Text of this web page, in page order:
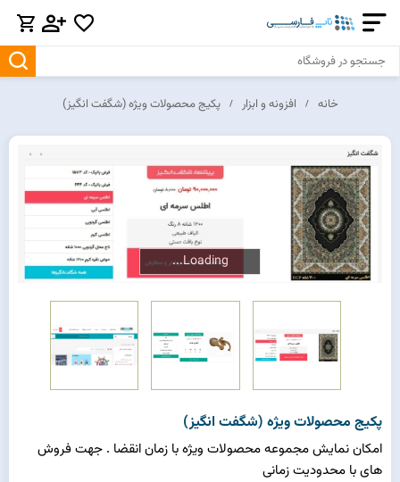
خانه افزونه و ابزار پکیج محصولات ویژه (شگفت انگیز)
Loading...
Loading...
پکیج محصولات ویژه (شگفت انگیز)
امکان نمایش مجموعه محصولات ویژه با زمان انقضا . جهت فروش
های با محدودیت زمانی